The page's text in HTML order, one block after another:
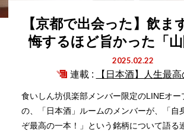
【京都で出会った】飲ま
悔するほど旨かった「山
2025.02.22
連載 : 【日本酒】人生最
食いしん坊倶楽部メンバー限定のLINEオー
の、「日本酒」ルームのメンバーが、「自
ぞ最高の一本！」という銘柄について語る